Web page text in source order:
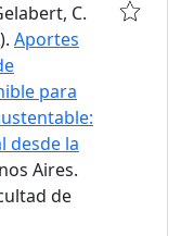
C.
Aportes
para
desde la
Aires.
de